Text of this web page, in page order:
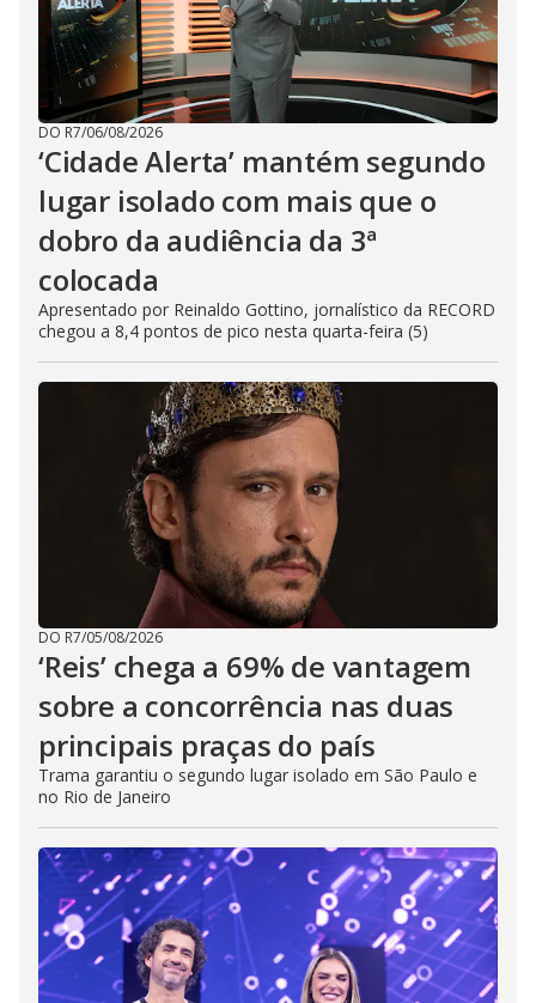
DO R7/06/08/2026
‘Cidade Alerta’ mantém segundo
lugar isolado com mais que o
dobro da audiência da 3ª
colocada
Apresentado por Reinaldo Gottino, jornalístico da RECORD
chegou a 8,4 pontos de pico nesta quarta-feira (5)
DO R7/05/08/2026
‘Reis’ chega a 69% de vantagem
sobre a concorrência nas duas
principais praças do país
Trama garantiu o segundo lugar isolado em São Paulo e
no Rio de Janeiro